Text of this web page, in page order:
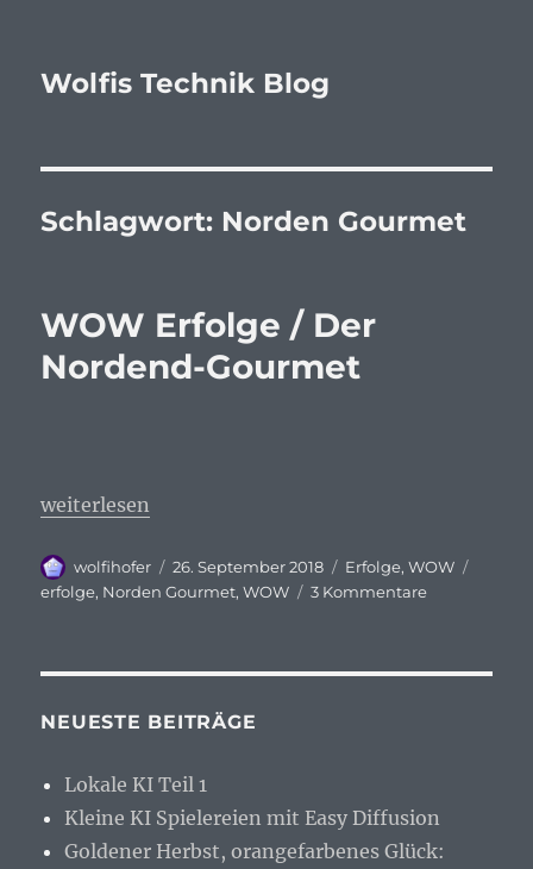
Wolfis Technik Blog
Schlagwort: Norden Gourmet
WOW Erfolge / Der
Nordend-Gourmet
„WOW Erfolge / Der Nordend-Gourmet“
weiterlesen
Autor
wolfihofer
Veröffentlicht
am
26. September 2018 Kategorien
Erfolge,WOW
erfolge, Norden Gourmet,WOW 3 Kommentarezu
NEUESTE BEITRÄGE
Lokale KI Teil 1
Kleine KI Spielereien mit Easy Diffusion
Goldener Herbst, orangefarbenes Glück: